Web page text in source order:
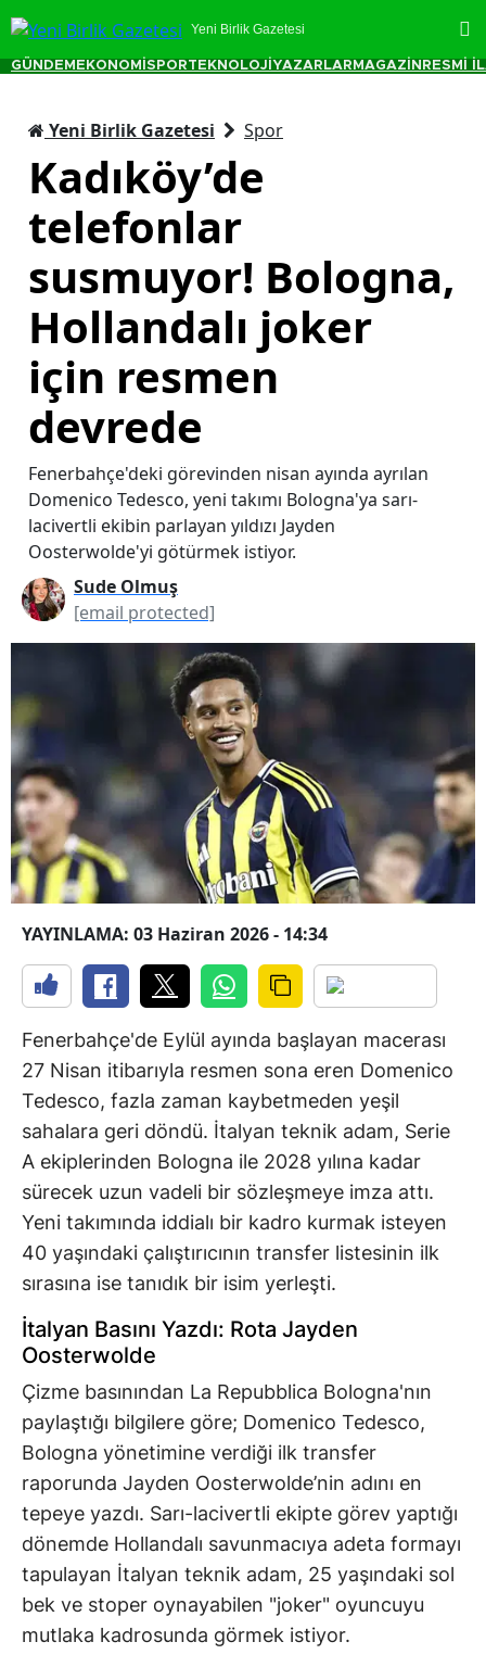
Yeni Birlik Gazetesi
GÜNDEM EKONOMİ SPORTEKNOLOJİ YAZARLAR MAGAZİN RESMİ
Yeni Birlik Gazetesi Spor
Kadıköy’de
telefonlar
susmuyor! Bologna,
Hollandalı joker
için resmen
devrede
Fenerbahçe'deki görevinden nisan ayında ayrılan
Domenico Tedesco, yeni takımı Bologna'ya sarı-
lacivertli ekibin parlayan yıldızı Jayden
Oosterwolde'yi götürmek istiyor.
Sude Olmuş
[email protected]
YAYINLAMA: 03 Haziran 2026 - 14:34
Fenerbahçe'de Eylül ayında başlayan macerası
27 Nisan itibarıyla resmen sona eren Domenico
Tedesco, fazla zaman kaybetmeden yeşil
sahalara geri döndü. İtalyan teknik adam, Serie
A ekiplerinden Bologna ile 2028 yılına kadar
sürecek uzun vadeli bir sözleşmeye imza attı.
Yeni takımında iddialı bir kadro kurmak isteyen
40 yaşındaki çalıştırıcının transfer listesinin ilk
sırasına ise tanıdık bir isim yerleşti.
İtalyan Basını Yazdı: Rota Jayden
Oosterwolde
Çizme basınından La Repubblica Bologna'nın
paylaştığı bilgilere göre; Domenico Tedesco,
Bologna yönetimine verdiği ilk transfer
raporunda Jayden Oosterwolde’nin adını en
tepeye yazdı. Sarı-lacivertli ekipte görev yaptığı
dönemde Hollandalı savunmacıya adeta formayı
tapulayan İtalyan teknik adam, 25 yaşındaki sol
bek ve stoper oynayabilen "joker" oyuncuyu
mutlaka kadrosunda görmek istiyor.